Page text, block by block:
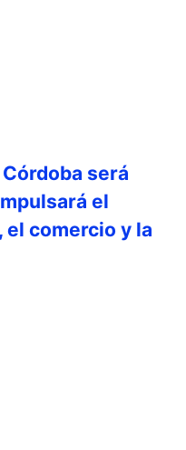
será
el
comercio y la